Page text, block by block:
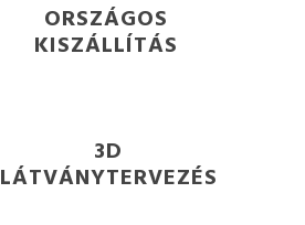
ORSZÁGOS
KISZÁLLÍTÁS
3D
LÁTVÁNYTERVEZÉS